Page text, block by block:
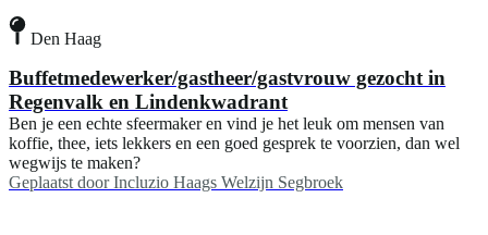
Den Haag
Buffetmedewerker/gastheer/gastvrouw gezocht in
Regenvalk en Lindenkwadrant
Ben je een echte sfeermaker en vind je het leuk om mensen van
koffie, thee, iets lekkers en een goed gesprek te voorzien, dan wel
wegwijs te maken?
Geplaatst door Incluzio Haags Welzijn Segbroek